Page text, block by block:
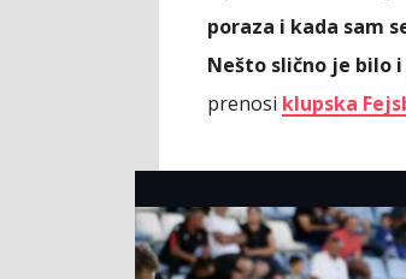
poraza i kada sam
Nešto slično je bilo
prenosi klupska